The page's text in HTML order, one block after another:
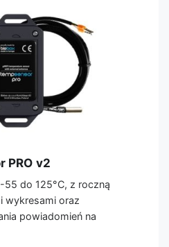
PRO v2
do 125°C, z roczną
wykresami oraz
powiadomień na